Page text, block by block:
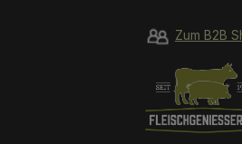
Zum B2B